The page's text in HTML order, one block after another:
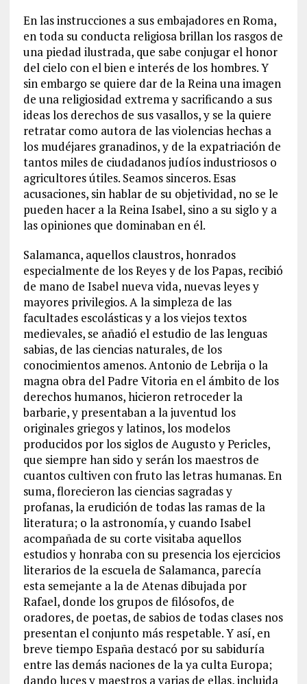
En las instrucciones a sus embajadores en Roma,
en toda su conducta religiosa brillan los rasgos de
una piedad ilustrada, que sabe conjugar el honor
del cielo con el bien e interés de los hombres. Y
sin embargo se quiere dar de la Reina una imagen
de una religiosidad extrema y sacrificando a sus
ideas los derechos de sus vasallos, y se la quiere
retratar como autora de las violencias hechas a
los mudéjares granadinos, y de la expatriación de
tantos miles de ciudadanos judíos industriosos o
agricultores útiles. Seamos sinceros. Esas
acusaciones, sin hablar de su objetividad, no se le
pueden hacer a la Reina Isabel, sino a su siglo y a
las opiniones que dominaban en él.
Salamanca, aquellos claustros, honrados
especialmente de los Reyes y de los Papas, recibió
de mano de Isabel nueva vida, nuevas leyes y
mayores privilegios. A la simpleza de las
facultades escolásticas y a los viejos textos
medievales, se añadió el estudio de las lenguas
sabias, de las ciencias naturales, de los
conocimientos amenos. Antonio de Lebrija o la
magna obra del Padre Vitoria en el ámbito de los
derechos humanos, hicieron retroceder la
barbarie, y presentaban a la juventud los
originales griegos y latinos, los modelos
producidos por los siglos de Augusto y Pericles,
que siempre han sido y serán los maestros de
cuantos cultiven con fruto las letras humanas. En
suma, florecieron las ciencias sagradas y
profanas, la erudición de todas las ramas de la
literatura; o la astronomía, y cuando Isabel
acompañada de su corte visitaba aquellos
estudios y honraba con su presencia los ejercicios
literarios de la escuela de Salamanca, parecía
esta semejante a la de Atenas dibujada por
Rafael, donde los grupos de filósofos, de
oradores, de poetas, de sabios de todas clases nos
presentan el conjunto más respetable. Y así, en
breve tiempo España destacó por su sabiduría
entre las demás naciones de la ya culta Europa;
dando luces y maestros a varias de ellas, incluida